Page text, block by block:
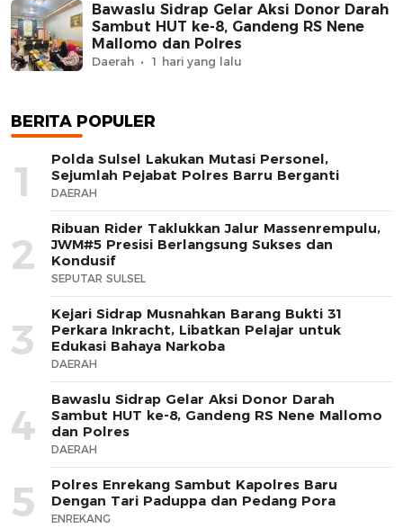
Bawaslu Sidrap Gelar Aksi Donor Darah
Sambut HUT ke-8, Gandeng RS Nene
Mallomo dan Polres
Daerah 1 hari yang lalu
BERITA POPULER
1
Polda Sulsel Lakukan Mutasi Personel,
Sejumlah Pejabat Polres Barru Berganti
DAERAH
2
Ribuan Rider Taklukkan Jalur Massenrempulu,
JWM#5 Presisi Berlangsung Sukses dan
Kondusif
SEPUTAR SULSEL
3
Kejari Sidrap Musnahkan Barang Bukti 31
Perkara Inkracht, Libatkan Pelajar untuk
Edukasi Bahaya Narkoba
DAERAH
4
Bawaslu Sidrap Gelar Aksi Donor Darah
Sambut HUT ke-8, Gandeng RS Nene Mallomo
dan Polres
DAERAH
5
Polres Enrekang Sambut Kapolres Baru
Dengan Tari Paduppa dan Pedang Pora
ENREKANG